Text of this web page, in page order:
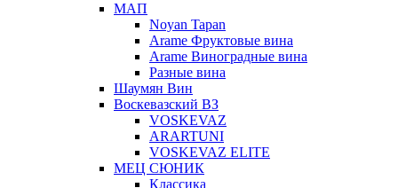
МАП
Noyan Tapan
Arame Фруктовые вина
Arame Виноградные вина
Разные вина
Шаумян Вин
Воскевазский ВЗ
VOSKEVAZ
ARARTUNI
VOSKEVAZ ELITE
МЕЦ СЮНИК
Классика